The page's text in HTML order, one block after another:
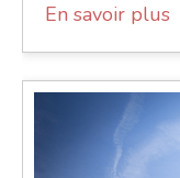
En savoir plus